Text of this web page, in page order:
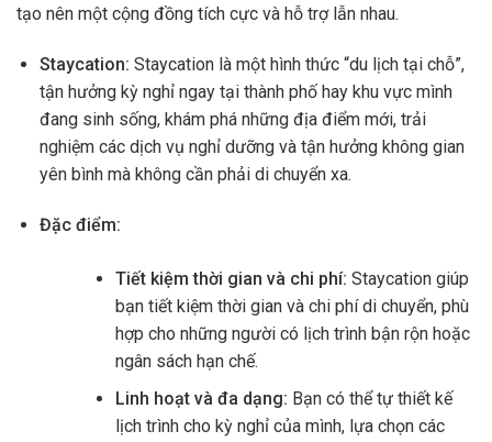
tạo nên một cộng đồng tích cực và hỗ trợ lẫn nhau.
Staycation: Staycation là một hình thức “du lịch tại chỗ”,
tận hưởng kỳ nghỉ ngay tại thành phố hay khu vực mình
đang sinh sống, khám phá những địa điểm mới, trải
nghiệm các dịch vụ nghỉ dưỡng và tận hưởng không gian
yên bình mà không cần phải di chuyển xa.
Đặc điểm:
Tiết kiệm thời gian và chi phí: Staycation giúp
bạn tiết kiệm thời gian và chi phí di chuyển, phù
hợp cho những người có lịch trình bận rộn hoặc
ngân sách hạn chế.
Linh hoạt và đa dạng: Bạn có thể tự thiết kế
lịch trình cho kỳ nghỉ của mình, lựa chọn các